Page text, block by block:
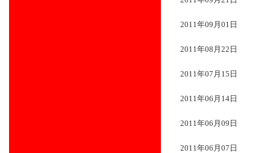
2011年09月01日
2011年08月22日
2011年07月15日
2011年06月14日
2011年06月09日
2011年06月07日